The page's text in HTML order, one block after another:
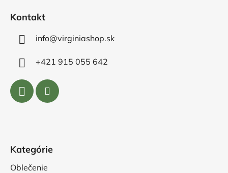
Kontakt
info@virginiashop.sk
+421 915 055 642
Kategórie
Oblečenie